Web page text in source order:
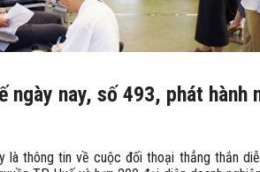
ngày nay, số 493, phát hành
là thông tin về cuộc đối thoại thẳng thắn